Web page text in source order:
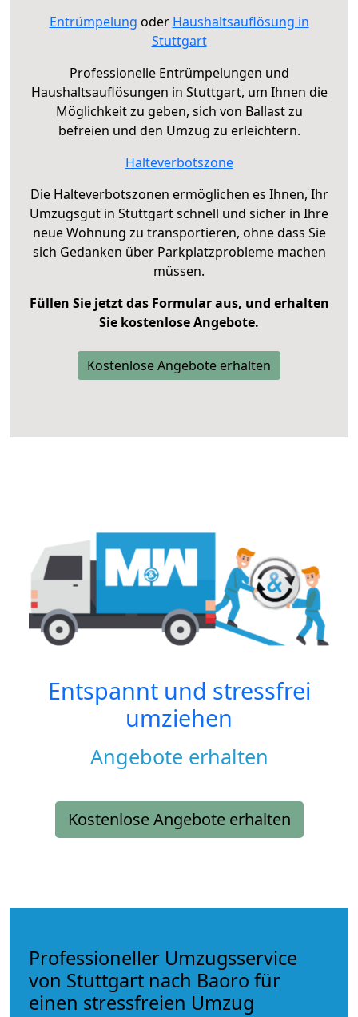
Entrümpelung oder Haushaltsauflösung in
Stuttgart
Professionelle Entrümpelungen und
Haushaltsauflösungen in Stuttgart, um Ihnen die
Möglichkeit zu geben, sich von Ballast zu
befreien und den Umzug zu erleichtern.
Halteverbotszone
Die Halteverbotszonen ermöglichen es Ihnen, Ihr
Umzugsgut in Stuttgart schnell und sicher in Ihre
neue Wohnung zu transportieren, ohne dass Sie
sich Gedanken über Parkplatzprobleme machen
müssen.
Füllen Sie jetzt das Formular aus, und erhalten
Sie kostenlose Angebote.
Kostenlose Angebote erhalten
Entspannt und stressfrei
umziehen
Angebote erhalten
Kostenlose Angebote erhalten
Professioneller Umzugsservice
von Stuttgart nach Baoro für
einen stressfreien Umzug